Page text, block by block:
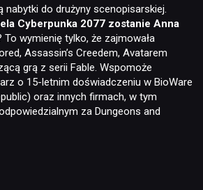
nabytki do drużyny scenopisarskiej.
Cyberpunka 2077 zostanie Anna
To wymienię tylko, że zajmowała
Assassin’s Creedem, Avatarem
grą z serii Fable. Wspomoże
o 15-letnim doświadczeniu w BioWare
oraz innych firmach, w tym
za Dungeons and